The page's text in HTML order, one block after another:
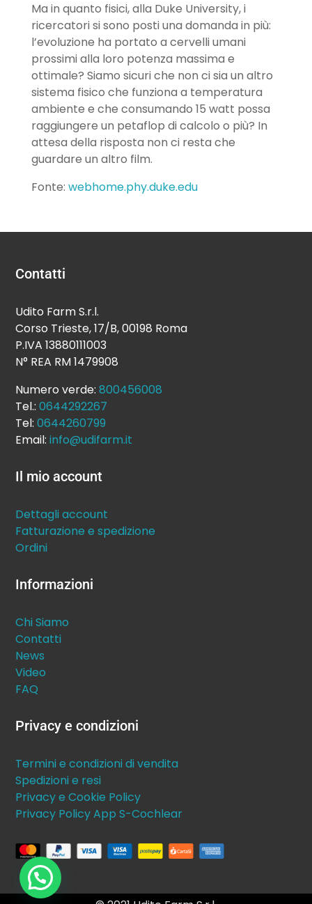
Ma in quanto fisici, alla Duke University, i
ricercatori si sono posti una domanda in più:
l’evoluzione ha portato a cervelli umani
prossimi alla loro potenza massima e
ottimale? Siamo sicuri che non ci sia un altro
sistema fisico che funziona a temperatura
ambiente e che consumando 15 watt possa
raggiungere un petaflop di calcolo o più? In
attesa della risposta non ci resta che
guardare un altro film.
Fonte: webhome.phy.duke.edu
Contatti
Udito Farm S.r.l.
Corso Trieste, 17/B, 00198 Roma
P.IVA 13880111003
N° REA RM 1479908
Numero verde:800456008
Tel.:0644292267
Tel:0644260799
Email:info@udifarm.it
Il mio account
Dettagli account
Fatturazione e spedizione
Ordini
Informazioni
Chi Siamo
Contatti
News
Video
FAQ
Privacy e condizioni
Termini e condizioni di vendita
Spedizioni e resi
Privacy e Cookie Policy
Privacy Policy App S-Cochlear